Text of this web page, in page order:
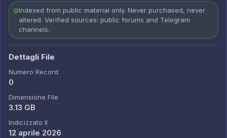
Indexed from public material only. Never purchased, never
altered. Verified sources: public forums and Telegram
channels.
Dettagli File
Numero Record
0
Dimensione File
3.13 GB
Indicizzato Il
12 aprile 2026